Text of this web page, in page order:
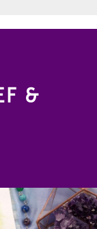
&